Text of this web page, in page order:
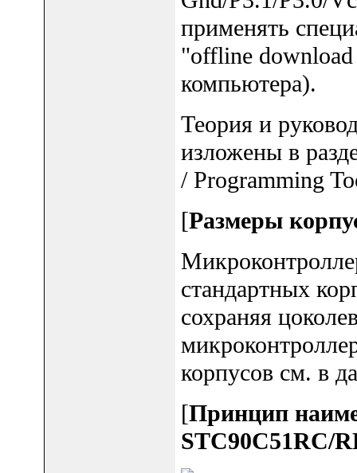
применять
"offline download
компьютера).
Теория и
изложены в
/ Programming
[Размеры
стандартных
сохраняя
корпусов см. в
[Принцип
STC90C51RC/